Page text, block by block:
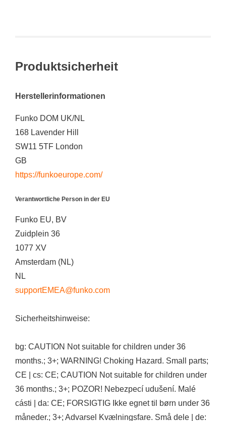
Produktsicherheit
Herstellerinformationen
Funko DOM UK/NL
168 Lavender Hill
SW11 5TF London
GB
https://funkoeurope.com/
Verantwortliche Person in der EU
Funko EU, BV
Zuidplein 36
1077 XV
Amsterdam (NL)
NL
supportEMEA@funko.com
Sicherheitshinweise:
bg: CAUTION Not suitable for children under 36
months.; 3+; WARNING! Choking Hazard. Small parts;
CE | cs: CE; CAUTION Not suitable for children under
36 months.; 3+; POZOR! Nebezpecí udušení. Malé
cásti | da: CE; FORSIGTIG Ikke egnet til børn under 36
måneder.; 3+; Advarsel Kvælningsfare. Små dele | de: